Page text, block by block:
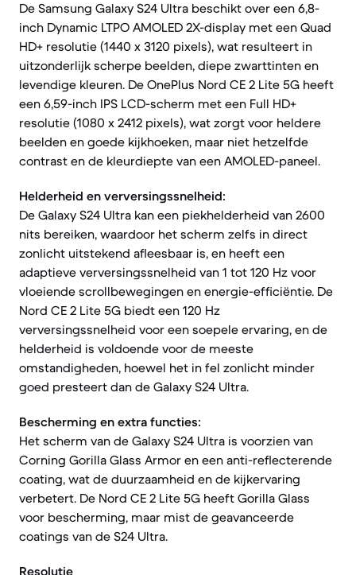
De Samsung Galaxy S24 Ultra beschikt over een 6,8-
inch Dynamic LTPO AMOLED 2X-display met een Quad
HD+ resolutie (1440 x 3120 pixels), wat resulteert in
uitzonderlijk scherpe beelden, diepe zwarttinten en
levendige kleuren. De OnePlus Nord CE 2 Lite 5G heeft
een 6,59-inch IPS LCD-scherm met een Full HD+
resolutie (1080 x 2412 pixels), wat zorgt voor heldere
beelden en goede kijkhoeken, maar niet hetzelfde
contrast en de kleurdiepte van een AMOLED-paneel.
Helderheid en verversingssnelheid:
De Galaxy S24 Ultra kan een piekhelderheid van 2600
nits bereiken, waardoor het scherm zelfs in direct
zonlicht uitstekend afleesbaar is, en heeft een
adaptieve verversingssnelheid van 1 tot 120 Hz voor
vloeiende scrollbewegingen en energie-efficiëntie. De
Nord CE 2 Lite 5G biedt een 120 Hz
verversingssnelheid voor een soepele ervaring, en de
helderheid is voldoende voor de meeste
omstandigheden, hoewel het in fel zonlicht minder
goed presteert dan de Galaxy S24 Ultra.
Bescherming en extra functies:
Het scherm van de Galaxy S24 Ultra is voorzien van
Corning Gorilla Glass Armor en een anti-reflecterende
coating, wat de duurzaamheid en de kijkervaring
verbetert. De Nord CE 2 Lite 5G heeft Gorilla Glass
voor bescherming, maar mist de geavanceerde
coatings van de S24 Ultra.
Resolutie